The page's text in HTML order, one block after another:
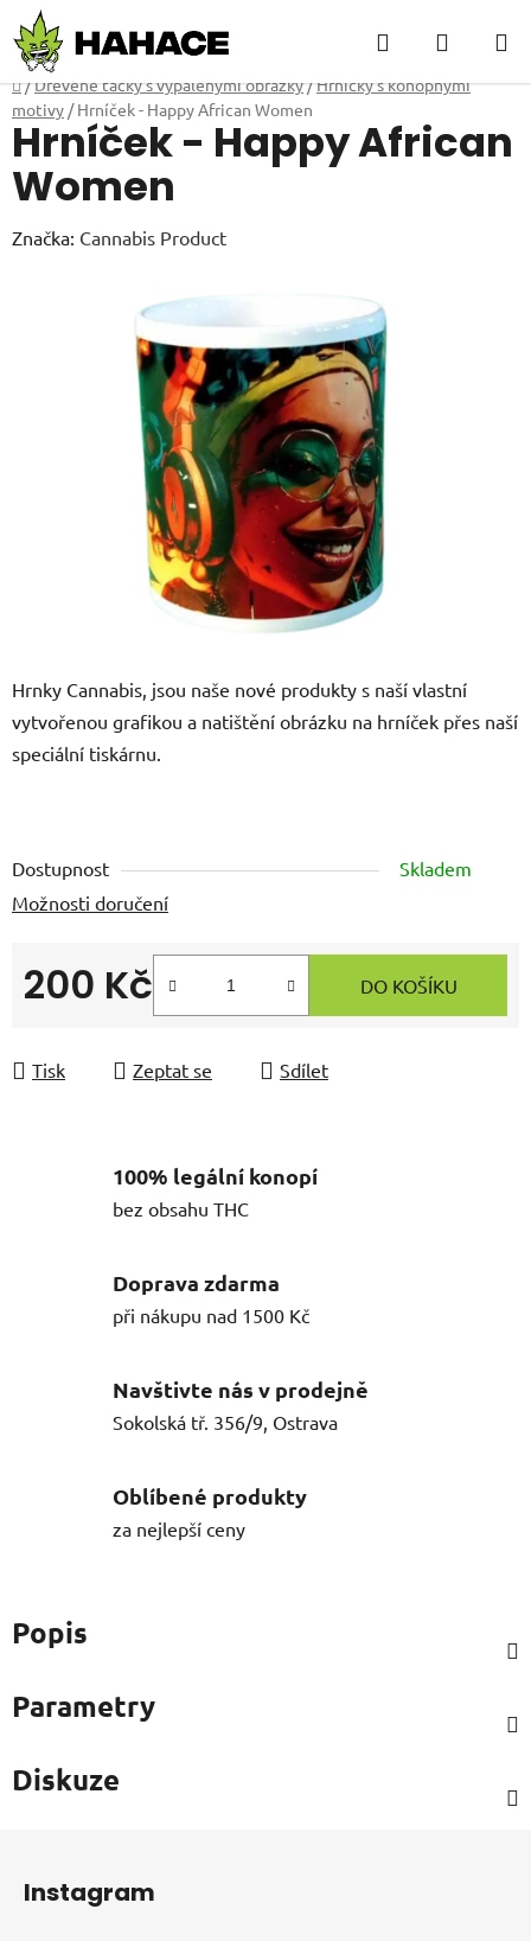
Přejít
na
obsah
Hledat
KOŠÍK
Domů
/Dřevěné tácky s vypálenými obrázky/Hrníčky s konopnými
motivy / Hrníček - Happy African Women
Hrnky Cannabis, jsou naše nové produkty s naší vlastní
vytvořenou grafikou a natištění obrázku na hrníček přes naší
speciální tiskárnu.
Dostupnost
Skladem
Možnosti doručení
200 Kč DO KOŠÍKU
Tisk Zeptat se Sdílet
Hrníček - Happy African
Women
Značka: Cannabis Product
100% legální konopí
bez obsahu THC
Doprava zdarma
při nákupu nad 1500 Kč
Navštivte nás v prodejně
Sokolská tř. 356/9, Ostrava
Oblíbené produkty
za nejlepší ceny
Popis
Parametry
Diskuze
Instagram